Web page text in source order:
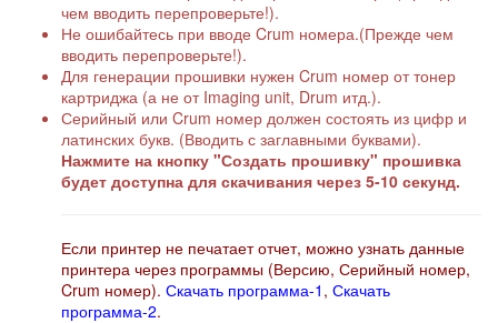
чем вводить перепроверьте!).
Не ошибайтесь при вводе Crum номера.(Прежде чем
вводить перепроверьте!).
Для генерации прошивки нужен Crum номер от тонер
картриджа (а не от Imaging unit, Drum итд.).
Серийный или Crum номер должен состоять из цифр и
латинских букв. (Вводить с заглавными буквами).
Нажмите на кнопку "Создать прошивку" прошивка
будет доступна для скачивания через 5-10 секунд.
Если принтер не печатает отчет, можно узнать данные
принтера через программы (Версию, Серийный номер,
Crum номер). Скачать программа-1 , Скачать
программа-2.